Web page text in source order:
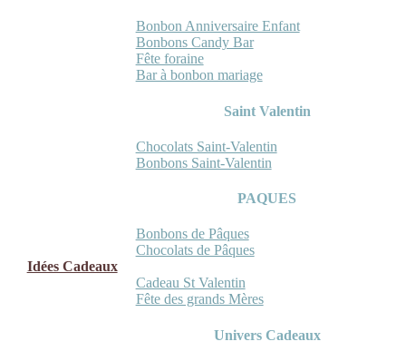
Bonbon Anniversaire Enfant
Bonbons Candy Bar
Fête foraine
Bar à bonbon mariage
Saint Valentin
Chocolats Saint-Valentin
Bonbons Saint-Valentin
PAQUES
Bonbons de Pâques
Chocolats de Pâques
Idées Cadeaux
Cadeau St Valentin
Fête des grands Mères
Univers Cadeaux